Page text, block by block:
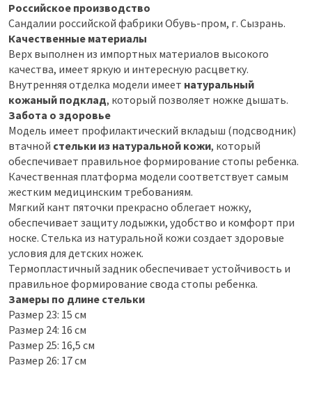
Российское производство
Сандалии российской фабрики Обувь-пром, г. Сызрань.
Качественные материалы
Верх выполнен из импортных материалов высокого
качества, имеет яркую и интересную расцветку.
Внутренняя отделка модели имеет натуральный
кожаный подклад, который позволяет ножке дышать.
Забота о здоровье
Модель имеет профилактический вкладыш (подсводник)
втачной стельки из натуральной кожи, который
обеспечивает правильное формирование стопы ребенка.
Качественная платформа модели соответствует самым
жестким медицинским требованиям.
Мягкий кант пяточки прекрасно облегает ножку,
обеспечивает защиту лодыжки, удобство и комфорт при
носке. Стелька из натуральной кожи создает здоровые
условия для детских ножек.
Термопластичный задник обеспечивает устойчивость и
правильное формирование свода стопы ребенка.
Замеры по длине стельки
Размер 23: 15 см
Размер 24: 16 см
Размер 25: 16,5 см
Размер 26: 17 см